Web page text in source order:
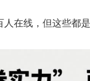
在线，但这些都